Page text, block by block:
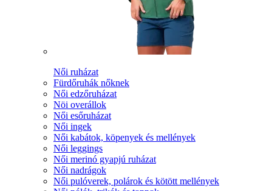
Női ruházat
Fürdőruhák nőknek
Női edzőruházat
Nöi overállok
Női esőruházat
Női ingek
Női kabátok, köpenyek és mellények
Női leggings
Női merinó gyapjú ruházat
Női nadrágok
Női pulóverek, polárok és kötött mellények